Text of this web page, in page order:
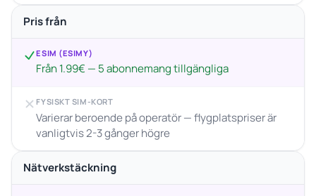
Pris från
ESIM (ESIMY)
Från 1.99€ — 5 abonnemang tillgängliga
FYSISKT SIM-KORT
Varierar beroende på operatör — flygplatspriser är
vanligtvis 2-3 gånger högre
Nätverkstäckning